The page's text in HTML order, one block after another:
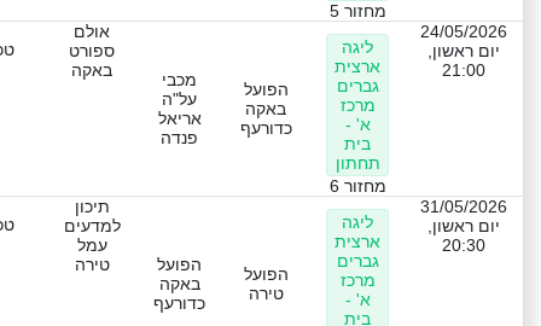
מחזור 5
24/05/2026
יום ראשון,
21:00
ליגה
ארצית
גברים
מרכז
א' -
בית
תחתון
מחזור 6
הפועל
באקה
כדורעף
מכבי
על"ה
אריאל
פנדה
אולם
ספורט
באקה
31/05/2026
יום ראשון,
20:30
ליגה
ארצית
גברים
מרכז
א' -
בית
הפועל
טירה
הפועל
באקה
כדורעף
תיכון
למדעים
עמל
טירה